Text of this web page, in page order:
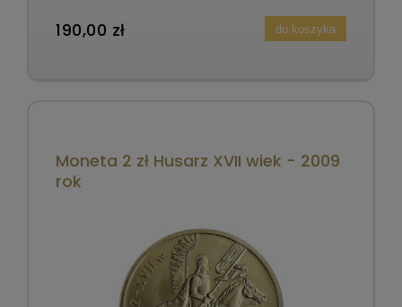
190,00 zł do koszyka
Moneta 2 zł Husarz XVII wiek - 2009
rok